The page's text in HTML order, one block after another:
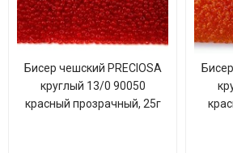
Бисер чешский PRECIOSA
круглый 13/0 90050
красный прозрачный, 25г